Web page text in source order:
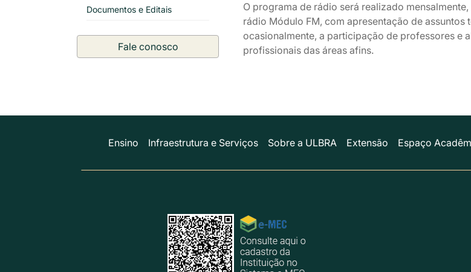
Documentos e Editais
Fale conosco
O programa de rádio será realizado
rádio Módulo FM, com apresentação de
ocasionalmente, a participação de professores e
profissionais das áreas afins.
Ensino Infraestrutura e Serviços Sobre a ULBRA Extensão Espaço